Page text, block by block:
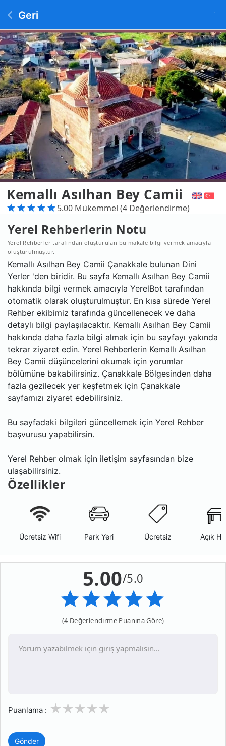
Geri
Kemallı Asılhan Bey Camii
5.00 Mükemmel (4 Değerlendirme)
Yerel Rehberlerin Notu
Yerel Rehberler tarafından oluşturulan bu makale bilgi vermek amacıyla
oluşturulmuştur.
Kemallı Asılhan Bey Camii Çanakkale bulunan Dini
Yerler 'den biridir. Bu sayfa Kemallı Asılhan Bey Camii
hakkında bilgi vermek amacıyla YerelBot tarafından
otomatik olarak oluşturulmuştur. En kısa sürede Yerel
Rehber ekibimiz tarafında güncellenecek ve daha
detaylı bilgi paylaşılacaktır. Kemallı Asılhan Bey Camii
hakkında daha fazla bilgi almak için bu sayfayı yakında
tekrar ziyaret edin. Yerel Rehberlerin Kemallı Asılhan
Bey Camii düşüncelerini okumak için yorumlar
bölümüne bakabilirsiniz. Çanakkale Bölgesinden daha
fazla gezilecek yer keşfetmek için Çanakkale
sayfamızı ziyaret edebilirsiniz.
Bu sayfadaki bilgileri güncellemek için Yerel Rehber
başvurusu yapabilirsin.
Yerel Rehber olmak için iletişim sayfasından bize
ulaşabilirsiniz.
Özellikler
Ücretsiz Wifi Park Yeri Ücretsiz Açık
5.00/5.0
(4 Değerlendirme Puanına Göre)
Puanlama : 3
2
1
Gönder